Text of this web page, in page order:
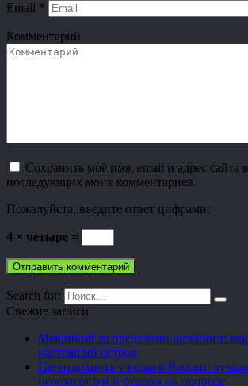
Email *
Комментарий
Сохранить моё имя, email и адрес сайта
последующих моих комментариев.
Пожалуйста, введите ответ цифрами:
4 × четыре =
Search for:
Свежие записи
Маврикий за пределами шезлонга:
настоящий остров
Где отдохнуть у воды в России:
перезагрузки и отдыха на природе